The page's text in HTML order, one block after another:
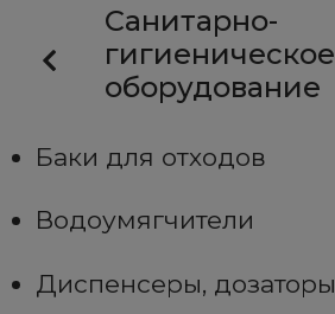
Санитарно-
гигиеническое
оборудование
Баки для отходов
Водоумягчители
Диспенсеры, дозаторы